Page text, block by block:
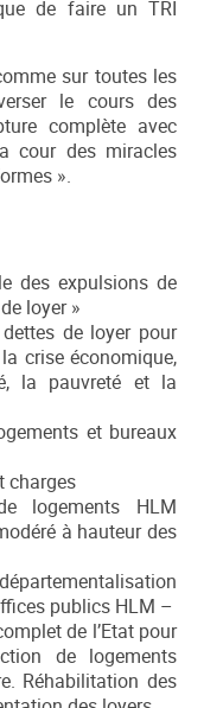
de faire un TRI
sur toutes les
le cours des
complète avec
cour des miracles
».
des expulsions de
loyer »
de loyer pour
crise économique,
la pauvreté et la
et bureaux
charges
logements HLM
à hauteur des
publics HLM –
de l’Etat pour
de logements
Réhabilitation des